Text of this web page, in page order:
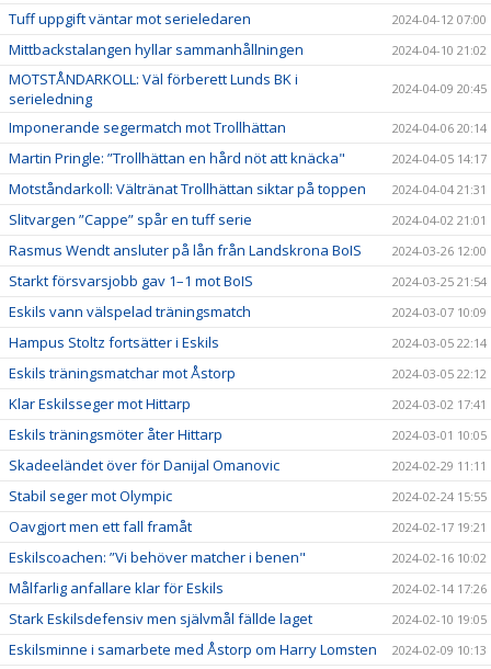
Tuff uppgift väntar mot serieledaren 2024-04-12 07:00
Mittbackstalangen hyllar sammanhållningen 2024-04-10 21:02
MOTSTÅNDARKOLL: Väl förberett Lunds BK i
serieledning
2024-04-09 20:45
Imponerande segermatch mot Trollhättan 2024-04-06 20:14
Martin Pringle: ”Trollhättan en hård nöt att knäcka" 2024-04-05 14:17
Motståndarkoll: Vältränat Trollhättan siktar på toppen 2024-04-04 21:31
Slitvargen ”Cappe” spår en tuff serie 2024-04-02 21:01
Rasmus Wendt ansluter på lån från Landskrona BoIS 2024-03-26 12:00
Starkt försvarsjobb gav 1–1 mot BoIS 2024-03-25 21:54
Eskils vann välspelad träningsmatch 2024-03-07 10:09
Hampus Stoltz fortsätter i Eskils 2024-03-05 22:14
Eskils träningsmatchar mot Åstorp 2024-03-05 22:12
Klar Eskilsseger mot Hittarp 2024-03-02 17:41
Eskils träningsmöter åter Hittarp 2024-03-01 10:05
Skadeeländet över för Danijal Omanovic 2024-02-29 11:11
Stabil seger mot Olympic 2024-02-24 15:55
Oavgjort men ett fall framåt 2024-02-17 19:21
Eskilscoachen: ”Vi behöver matcher i benen" 2024-02-16 10:02
Målfarlig anfallare klar för Eskils 2024-02-14 17:26
Stark Eskilsdefensiv men självmål fällde laget 2024-02-10 19:05
Eskilsminne i samarbete med Åstorp om Harry Lomsten 2024-02-09 10:13